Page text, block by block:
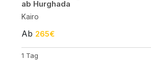
ab Hurghada
Kairo
Ab 265€
1 Tag